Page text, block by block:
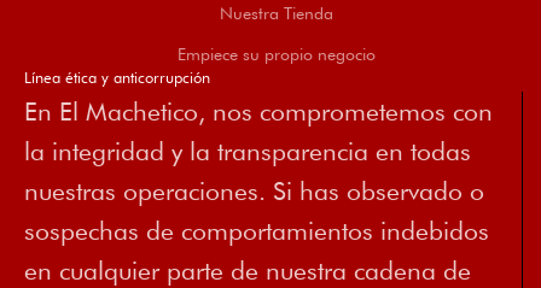
Nuestra Tienda
Empiece su propio negocio
Línea ética y anticorrupción
En El Machetico, nos comprometemos con
la integridad y la transparencia en todas
nuestras operaciones. Si has observado o
sospechas de comportamientos indebidos
en cualquier parte de nuestra cadena de